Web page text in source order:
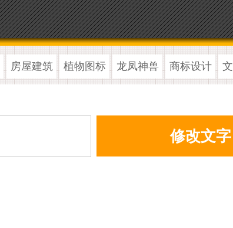
房屋建筑 植物图标 龙凤神兽 商标设计